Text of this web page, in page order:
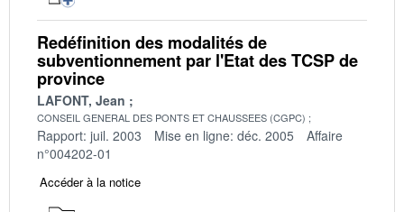
Redéfinition des modalités de
subventionnement par l'Etat des TCSP de
province
LAFONT, Jean
CONSEIL GENERAL DES PONTS ET CHAUSSEES (CGPC)
Rapport: juil. 2003 Mise en ligne: déc. 2005
Affaire
n°004202-01
Accéder à la notice